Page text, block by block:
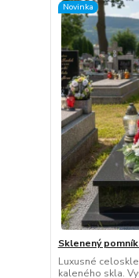
Novinka
Sklenený
Luxusné
kaleného skla.